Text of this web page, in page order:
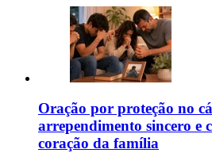
Oração por proteção no
arrependimento sincero e
coração da família